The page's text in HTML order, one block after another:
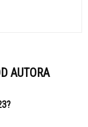
AUTORA